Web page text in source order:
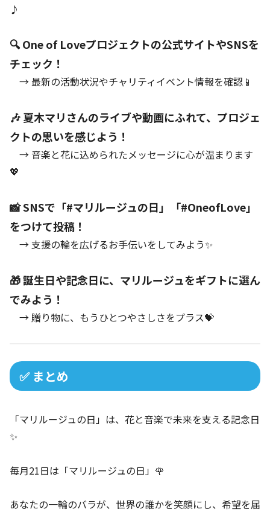
♪
🔍 One of Loveプロジェクトの公式サイトやSNSを
チェック！
→ 最新の活動状況やチャリティイベント情報を確認📱
🎶 夏木マリさんのライブや動画にふれて、プロジェ
クトの思いを感じよう！
→ 音楽と花に込められたメッセージに心が温まります
💖
📸 SNSで「#マリルージュの日」「#OneofLove」
をつけて投稿！
→ 支援の輪を広げるお手伝いをしてみよう✨
🎁 誕生日や記念日に、マリルージュをギフトに選ん
でみよう！
→ 贈り物に、もうひとつやさしさをプラス💝
✅ まとめ
「マリルージュの日」は、花と音楽で未来を支える記念日
✨
毎月21日は「マリルージュの日」🌹
あなたの一輪のバラが、世界の誰かを笑顔にし、希望を届